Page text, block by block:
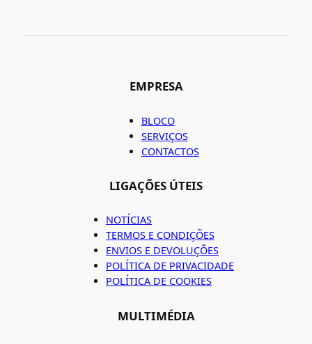
EMPRESA
BLOCO
SERVIÇOS
CONTACTOS
LIGAÇÕES ÚTEIS
NOTÍCIAS
TERMOS E CONDIÇÕES
ENVIOS E DEVOLUÇÕES
POLÍTICA DE PRIVACIDADE
POLÍTICA DE COOKIES
MULTIMÉDIA